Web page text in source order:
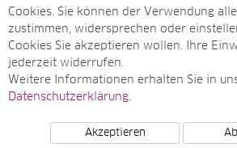
SITEMAP
Sitemap
Monatsarchive
Top-Artikel
Cookies. Sie können der Verwendung
zustimmen, widersprechen oder
Cookies Sie akzeptieren wollen. Ihre
jederzeit widerrufen.
Weitere Informationen erhalten Sie in
Datenschutzerklärung.
Akzeptieren